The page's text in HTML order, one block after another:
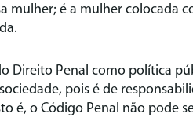
mulher; é a mulher colocada
Direito Penal como política
pois é de
é, o Código Penal não pode